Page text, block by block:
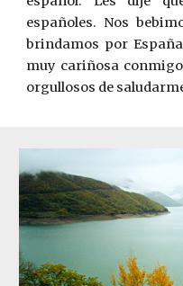
españoles. Nos
brindamos por
muy cariñosa
orgullosos de